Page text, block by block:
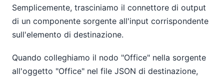
Semplicemente, trasciniamo il connettore di output
di un componente sorgente all'input corrispondente
sull'elemento di destinazione.
Quando colleghiamo il nodo "Office" nella sorgente
all'oggetto "Office" nel file JSON di destinazione,